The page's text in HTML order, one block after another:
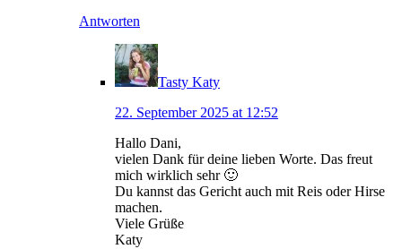
Antworten
Tasty Katy
22. September 2025 at 12:52
Hallo Dani,
vielen Dank für deine lieben Worte. Das freut
mich wirklich sehr 🙂
Du kannst das Gericht auch mit Reis oder Hirse
machen.
Viele Grüße
Katy